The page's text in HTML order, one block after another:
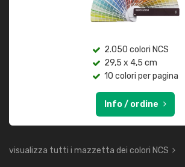
2.050 colori NCS
29,5 x 4,5 cm
10 colori per pagina
Info / ordine
visualizza tutti i mazzetta dei colori NCS